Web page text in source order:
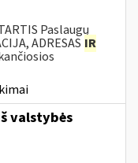
Paslaugų
ADRESAS IR
valstybės